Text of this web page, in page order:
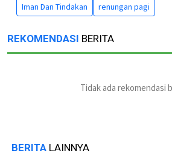
Iman Dan Tindakan
renungan pagi
REKOMENDASI BERITA
Tidak ada rekomendasi
BERITA LAINNYA